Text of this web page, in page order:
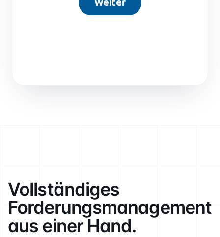
Vollständiges
Forderungs­management
aus einer Hand.